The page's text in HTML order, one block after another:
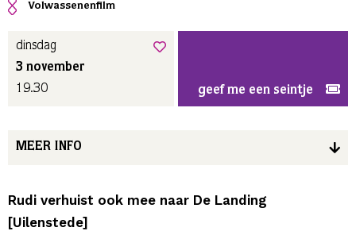
Volwassenenfilm
dinsdag
3 november
19.30
geef me een seintje
MEER INFO
Rudi verhuist ook mee naar De Landing
[Uilenstede]